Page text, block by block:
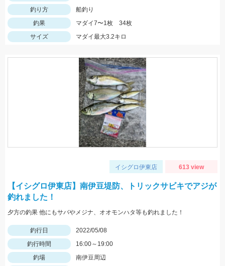
釣り方
船釣り
釣果
マダイ7〜1枚 34枚
サイズ
マダイ最大3.2キロ
イシグロ伊東店 613 view
【イシグロ伊東店】南伊豆堤防、トリックサビキでアジが
釣れました！
夕方の釣果 他にもサバやメジナ、オオモンハタ等も釣れました！
釣行日
2022/05/08
釣行時間
16:00～19:00
釣場
南伊豆周辺